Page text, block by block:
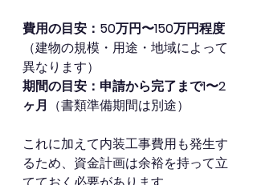
費用の目安：50万円〜150万円程度
（建物の規模・用途・地域によって
異なります）
期間の目安：申請から完了まで1〜2
ヶ月 （書類準備期間は別途）
これに加えて内装工事費用も発生す
るため、資金計画は余裕を持って立